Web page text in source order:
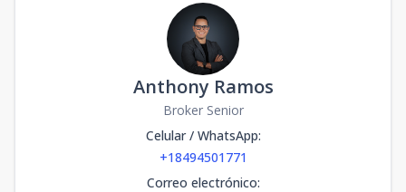
Anthony Ramos
Broker Senior
Celular / WhatsApp:
+18494501771
Correo electrónico: